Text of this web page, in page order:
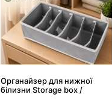
Органайзер для нижної
білизни Storage box /